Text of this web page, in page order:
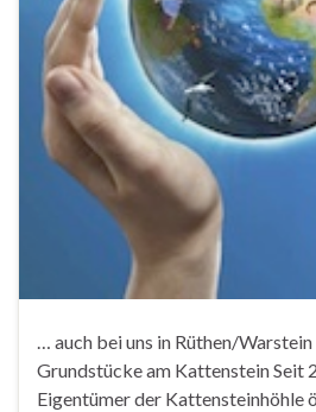
… auch bei uns in Rüthen/
Grundstücke am Kattenstein Seit
Eigentümer der Kattensteinhöhle